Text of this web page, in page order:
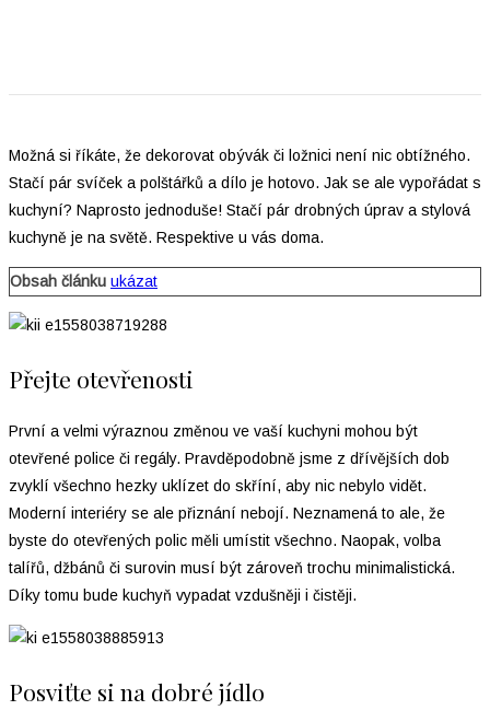
Možná si říkáte, že dekorovat obývák či ložnici není nic obtížného.
Stačí pár svíček a polštářků a dílo je hotovo. Jak se ale vypořádat s
kuchyní? Naprosto jednoduše! Stačí pár drobných úprav a stylová
kuchyně je na světě. Respektive u vás doma.
Obsah článku ukázat
Přejte otevřenosti
První a velmi výraznou změnou ve vaší kuchyni mohou být
otevřené police či regály. Pravděpodobně jsme z dřívějších dob
zvyklí všechno hezky uklízet do skříní, aby nic nebylo vidět.
Moderní interiéry se ale přiznání nebojí. Neznamená to ale, že
byste do otevřených polic měli umístit všechno. Naopak, volba
talířů, džbánů či surovin musí být zároveň trochu minimalistická.
Díky tomu bude kuchyň vypadat vzdušněji i čistěji.
Posviťte si na dobré jídlo